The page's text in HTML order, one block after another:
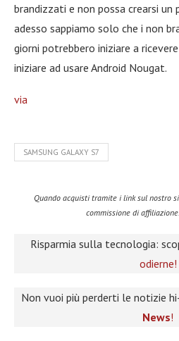
brandizzati e non possa crearsi un
adesso sappiamo solo che i non
giorni potrebbero iniziare a
iniziare ad usare Android Nougat.
via
SAMSUNG GALAXY S7
Quando acquisti tramite i link sul nostro
commissione di affiliazione.
Risparmia sulla tecnologia:
odierne!
Non vuoi più perderti le notizie
News!